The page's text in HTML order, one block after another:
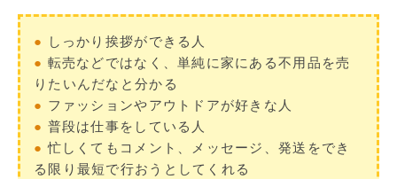
● しっかり挨拶ができる人
● 転売などではなく、単純に家にある不用品を売
りたいんだなと分かる
● ファッションやアウトドアが好きな人
● 普段は仕事をしている人
● 忙しくてもコメント、メッセージ、発送をでき
る限り最短で行おうとしてくれる